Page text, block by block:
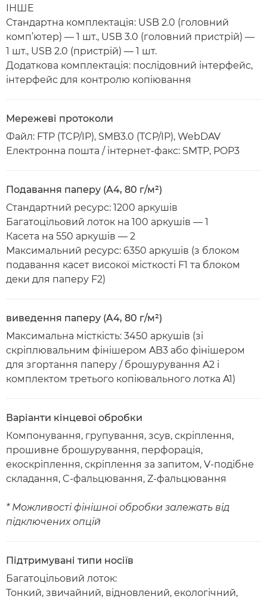
ІНШЕ
Стандартна комплектація: USB 2.0 (головний
комп’ютер) — 1 шт., USB 3.0 (головний пристрій) —
1 шт., USB 2.0 (пристрій) — 1 шт.
Додаткова комплектація: послідовний інтерфейс,
інтерфейс для контролю копіювання
Мережеві протоколи
Файл: FTP (TCP/IP), SMB3.0 (TCP/IP), WebDAV
Електронна пошта / інтернет-факс: SMTP, POP3
Подавання паперу (A4, 80 г/м²)
Стандартний ресурс: 1200 аркушів
Багатоцільовий лоток на 100 аркушів — 1
Касета на 550 аркушів — 2
Максимальний ресурс: 6350 аркушів (з блоком
подавання касет високої місткості F1 та блоком
деки для паперу F2)
виведення паперу (A4, 80 г/м²)
Максимальна місткість: 3450 аркушів (зі
скріплювальним фінішером AB3 або фінішером
для згортання паперу / брошурування A2 і
комплектом третього копіювального лотка A1)
Варіанти кінцевої обробки
Компонування, групування, зсув, скріплення,
прошивне брошурування, перфорація,
екоскріплення, скріплення за запитом, V-подібне
складання, C-фальцювання, Z-фальцювання
* Можливості фінішної обробки залежать від
підключених опцій
Підтримувані типи носіїв
Багатоцільовий лоток:
Тонкий, звичайний, відновлений, екологічний,